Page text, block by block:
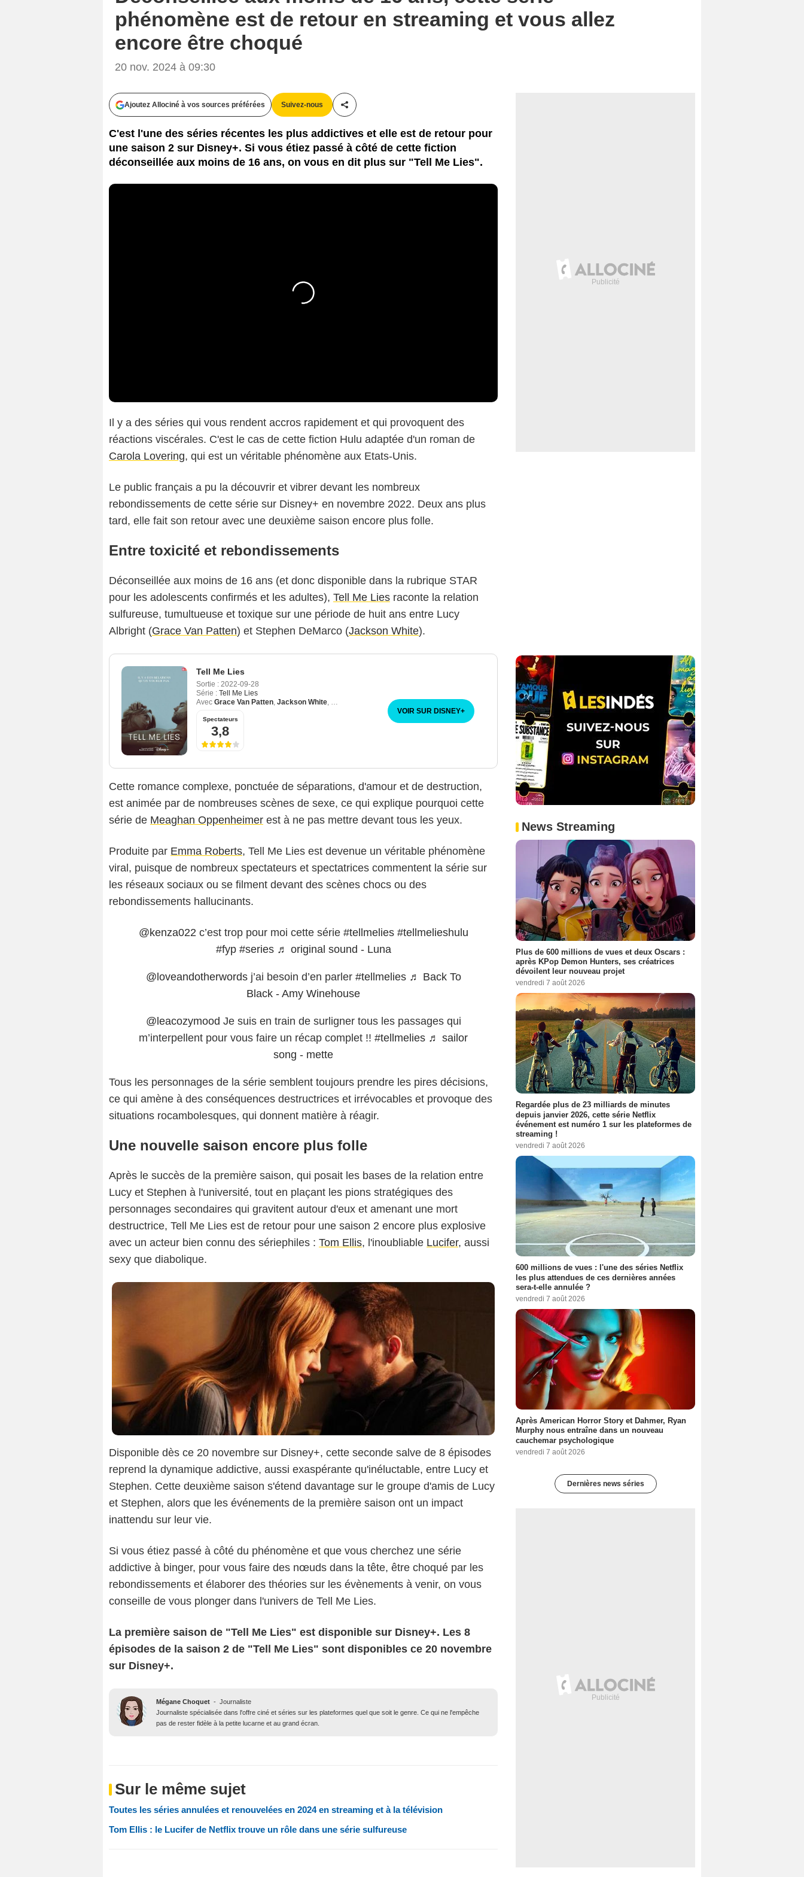
phénomène est de retour en streaming et vous allez
encore être choqué
20 nov. 2024 à 09:30
Ajoutez Allociné à vos sources préférées Suivez-nous
Partager cet article
C'est l'une des séries récentes les plus addictives et elle est de retour pour
une saison 2 sur Disney+. Si vous étiez passé à côté de cette fiction
déconseillée aux moins de 16 ans, on vous en dit plus sur "Tell Me Lies".
Il y a des séries qui vous rendent accros rapidement et qui provoquent des
réactions viscérales. C'est le cas de cette fiction Hulu adaptée d'un roman de
Carola Lovering, qui est un véritable phénomène aux Etats-Unis.
Le public français a pu la découvrir et vibrer devant les nombreux
rebondissements de cette série sur Disney+ en novembre 2022. Deux ans plus
tard, elle fait son retour avec une deuxième saison encore plus folle.
Entre toxicité et rebondissements
Déconseillée aux moins de 16 ans (et donc disponible dans la rubrique STAR
pour les adolescents confirmés et les adultes), Tell Me Lies raconte la relation
sulfureuse, tumultueuse et toxique sur une période de huit ans entre Lucy
Albright (Grace Van Patten) et Stephen DeMarco (Jackson White).
Tell Me Lies
Sortie : 2022-09-28
Série : Tell Me Lies
Avec Grace Van Patten, Jackson White, Catherine Missal
Spectateurs
3,8
VOIR SUR DISNEY+
Cette romance complexe, ponctuée de séparations, d'amour et de destruction,
est animée par de nombreuses scènes de sexe, ce qui explique pourquoi cette
série de Meaghan Oppenheimer est à ne pas mettre devant tous les yeux.
Produite par Emma Roberts, Tell Me Lies est devenue un véritable phénomène
viral, puisque de nombreux spectateurs et spectatrices commentent la série sur
les réseaux sociaux ou se filment devant des scènes chocs ou des
rebondissements hallucinants.
@kenza022c’est trop pour moi cette série #tellmelies #tellmelieshulu
#fyp #series ♬ original sound - Luna
@loveandotherwordsj’ai besoin d’en parler #tellmelies ♬ Back To
Black - Amy Winehouse
@leacozymood Je suis en train de surligner tous les passages qui
m’interpellent pour vous faire un récap complet !! #tellmelies ♬ sailor
song - mette
Tous les personnages de la série semblent toujours prendre les pires décisions,
ce qui amène à des conséquences destructrices et irrévocables et provoque des
situations rocambolesques, qui donnent matière à réagir.
Une nouvelle saison encore plus folle
Après le succès de la première saison, qui posait les bases de la relation entre
Lucy et Stephen à l'université, tout en plaçant les pions stratégiques des
personnages secondaires qui gravitent autour d'eux et amenant une mort
destructrice, Tell Me Lies est de retour pour une saison 2 encore plus explosive
avec un acteur bien connu des sériephiles : Tom Ellis, l'inoubliable Lucifer, aussi
sexy que diabolique.
Disponible dès ce 20 novembre sur Disney+, cette seconde salve de 8 épisodes
reprend la dynamique addictive, aussi exaspérante qu'inéluctable, entre Lucy et
Stephen. Cette deuxième saison s'étend davantage sur le groupe d'amis de Lucy
et Stephen, alors que les événements de la première saison ont un impact
inattendu sur leur vie.
Si vous étiez passé à côté du phénomène et que vous cherchez une série
addictive à binger, pour vous faire des nœuds dans la tête, être choqué par les
rebondissements et élaborer des théories sur les évènements à venir, on vous
conseille de vous plonger dans l'univers de Tell Me Lies.
La première saison de "Tell Me Lies" est disponible sur Disney+. Les 8
épisodes de la saison 2 de "Tell Me Lies" sont disponibles ce 20 novembre
sur Disney+.
Mégane Choquet - Journaliste
Journaliste spécialisée dans l'offre ciné et séries sur les plateformes quel que soit le genre. Ce qui ne l'empêche
pas de rester fidèle à la petite lucarne et au grand écran.
Sur le même sujet
Toutes les séries annulées et renouvelées en 2024 en streaming et à la télévision
Tom Ellis : le Lucifer de Netflix trouve un rôle dans une série sulfureuse
News Streaming
Plus de 600 millions de vues et deux Oscars :
après KPop Demon Hunters, ses créatrices
dévoilent leur nouveau projet
vendredi 7 août 2026
Regardée plus de 23 milliards de minutes
depuis janvier 2026, cette série Netflix
événement est numéro 1 sur les plateformes de
streaming !
vendredi 7 août 2026
600 millions de vues : l'une des séries Netflix
les plus attendues de ces dernières années
sera-t-elle annulée ?
vendredi 7 août 2026
Après American Horror Story et Dahmer, Ryan
Murphy nous entraîne dans un nouveau
cauchemar psychologique
vendredi 7 août 2026
Dernières news séries